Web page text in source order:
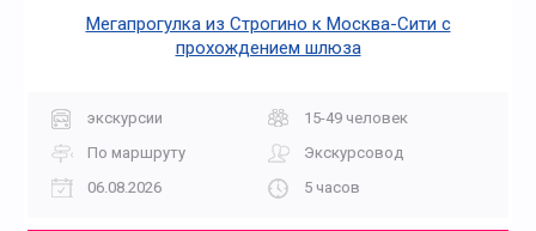
Мегапрогулка из Строгино к Москва-Сити с
прохождением шлюза
экскурсии
15-49 человек
По маршруту
Экскурсовод
06.08.2026
5 часов